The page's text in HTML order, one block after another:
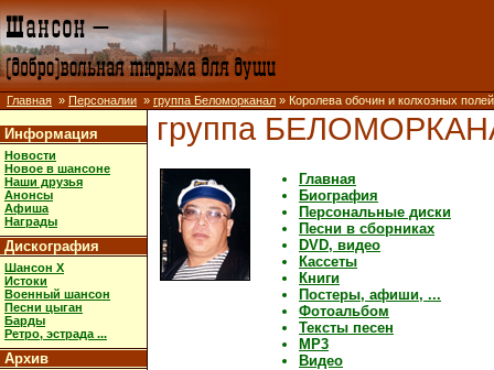
Главная » Персоналии » группа Беломорканал » Королева обочин и колхозных полей
Информация
Новости
Новое в шансоне
Наши друзья
Анонсы
Афиша
Награды
Дискография
Шансон X
Истоки
Военный шансон
Песни цыган
Барды
Ретро, эстрада ...
Архив
группа
Главная
Биография
Персональные диски
Песни в сборниках
DVD, видео
Кассеты
Книги
Постеры, афиши, ...
Фотоальбом
Тексты песен
MP3
Видео